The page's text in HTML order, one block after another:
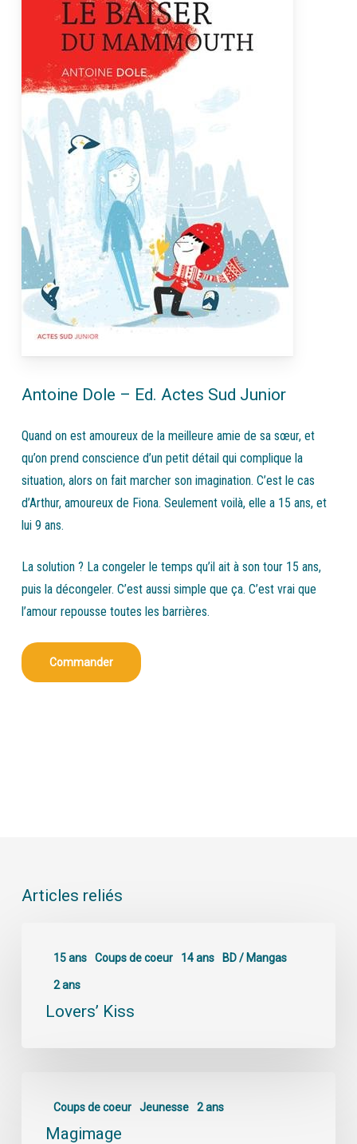
Antoine Dole – Ed. Actes Sud Junior
Quand on est amoureux de la meilleure amie de sa sœur, et
qu’on prend conscience d’un petit détail qui complique la
situation, alors on fait marcher son imagination. C’est le cas
d’Arthur, amoureux de Fiona. Seulement voilà, elle a 15 ans, et
lui 9 ans.
La solution ? La congeler le temps qu’il ait à son tour 15 ans,
puis la décongeler. C’est aussi simple que ça. C’est vrai que
l’amour repousse toutes les barrières.
Commander
Articles reliés
15 ans Coups de coeur 14 ans BD / Mangas
2 ans
Lovers’ Kiss
Coups de coeur Jeunesse 2 ans
Magimage